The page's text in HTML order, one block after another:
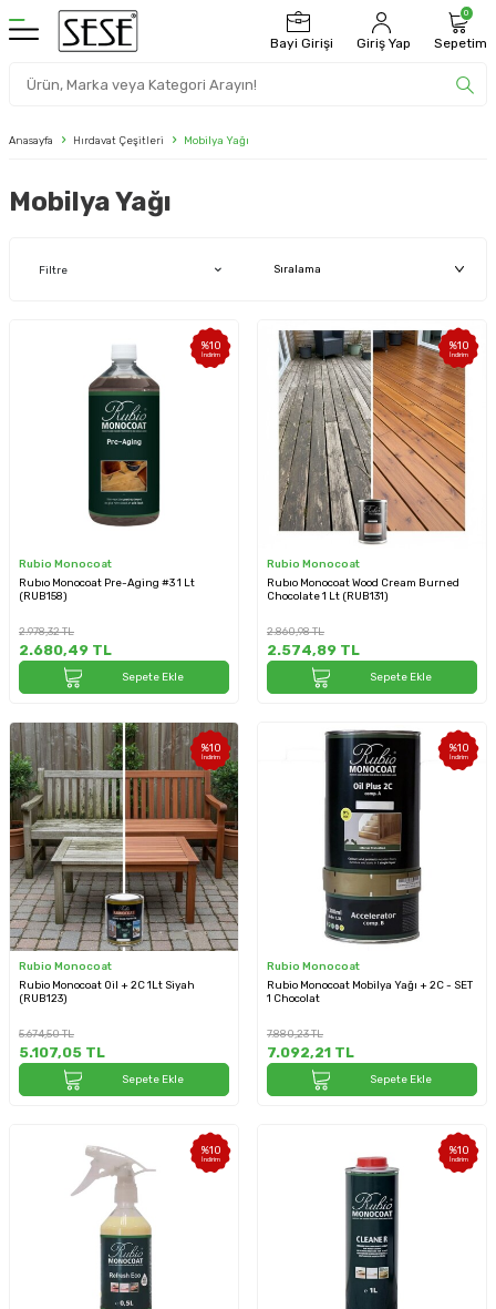
Bayi Girişi Giriş Yap
0
Sepetim
Anasayfa Hırdavat Çeşitleri Mobilya Yağı
Mobilya Yağı
Filtre
%10
İndirim
Rubio Monocoat
Rubıo Monocoat Pre-Aging #3 1 Lt
(RUB158)
2.978,32TL
2.680,49 TL
Sepete Ekle
%10
İndirim
Rubio Monocoat
Rubıo Monocoat Wood Cream Burned
Chocolate 1 Lt (RUB131)
2.860,98TL
2.574,89 TL
Sepete Ekle
%10
İndirim
Rubio Monocoat
Rubio Monocoat Oil + 2C 1Lt Siyah
(RUB123)
5.674,50TL
5.107,05 TL
Sepete Ekle
%10
İndirim
Rubio Monocoat
Rubio Monocoat Mobilya Yağı + 2C - SET
1 Chocolat
7.880,23TL
7.092,21 TL
Sepete Ekle
%10
İndirim
%10
İndirim